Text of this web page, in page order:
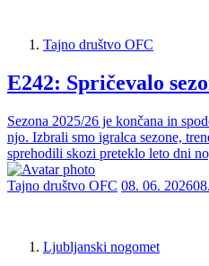
Tajno društvo OFC
E242: Spričevalo
Sezona 2025/26 je končana in
njo. Izbrali smo igralca sezone,
sprehodili skozi preteklo leto dni
Tajno društvo OFC 08. 06. 2026
Ljubljanski nogomet